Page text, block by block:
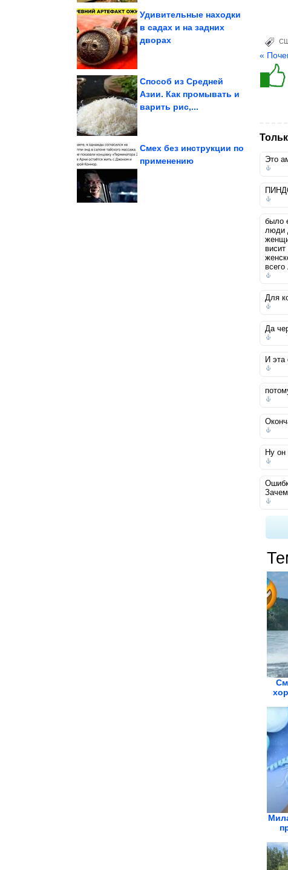
Удивительные находки
в садах и на задних
дворах
Приколы в анимациях.
Способ из Средней
Азии. Как промывать и
варить рис,...
Смех без инструкции по
применению
«
Это
было
люди
Для
Да
И эта
Ну он